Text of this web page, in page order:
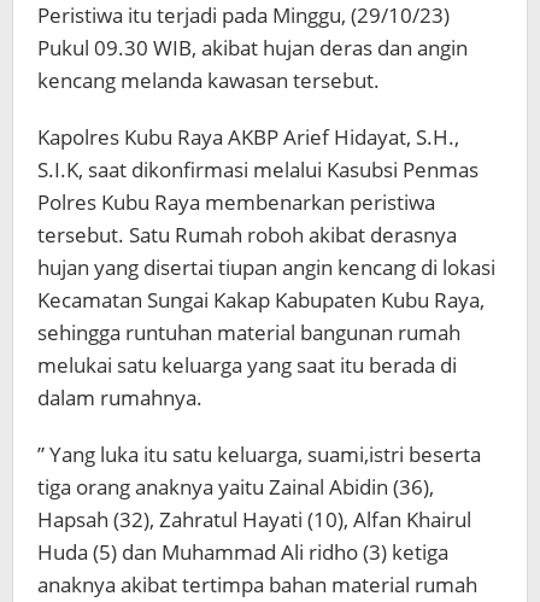
Peristiwa itu terjadi pada Minggu, (29/10/23)
Pukul 09.30 WIB, akibat hujan deras dan angin
kencang melanda kawasan tersebut.
Kapolres Kubu Raya AKBP Arief Hidayat, S.H.,
S.I.K, saat dikonfirmasi melalui Kasubsi Penmas
Polres Kubu Raya membenarkan peristiwa
tersebut. Satu Rumah roboh akibat derasnya
hujan yang disertai tiupan angin kencang di lokasi
Kecamatan Sungai Kakap Kabupaten Kubu Raya,
sehingga runtuhan material bangunan rumah
melukai satu keluarga yang saat itu berada di
dalam rumahnya.
” Yang luka itu satu keluarga, suami,istri beserta
tiga orang anaknya yaitu Zainal Abidin (36),
Hapsah (32), Zahratul Hayati (10), Alfan Khairul
Huda (5) dan Muhammad Ali ridho (3) ketiga
anaknya akibat tertimpa bahan material rumah